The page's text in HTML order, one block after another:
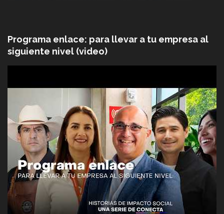
Programa enlace: para llevar a tu empresa al
siguiente nivel (video)